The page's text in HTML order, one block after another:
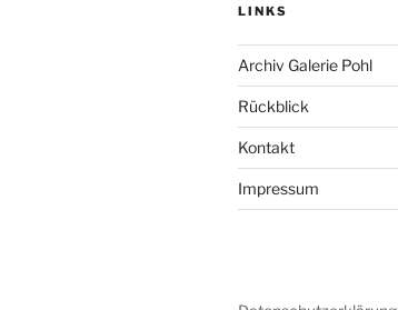
LINKS
Archiv Galerie Pohl
Rückblick
Kontakt
Impressum